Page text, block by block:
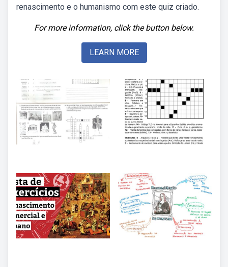
renascimento e o humanismo com este quiz criado.
For more information, click the button below.
LEARN MORE